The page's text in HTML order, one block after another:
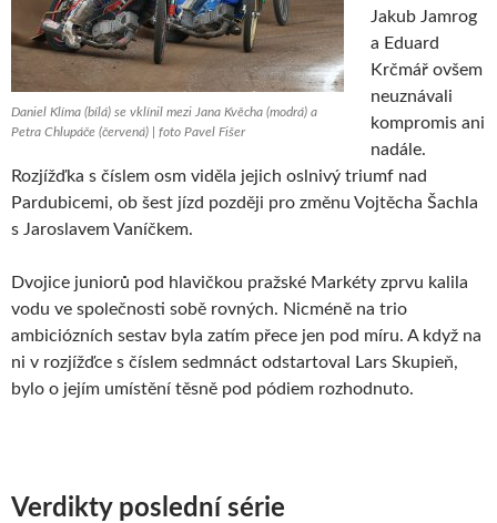
Daniel Klíma (bílá) se vklínil mezi Jana Kvěcha (modrá) a
Petra Chlupáče (červená) | foto Pavel Fišer
Jakub Jamrog
a Eduard
Krčmář ovšem
neuznávali
kompromis ani
nadále.
Rozjížďka s číslem osm viděla jejich oslnivý triumf nad
Pardubicemi, ob šest jízd později pro změnu Vojtěcha Šachla
s Jaroslavem Vaníčkem.
Dvojice juniorů pod hlavičkou pražské Markéty zprvu kalila
vodu ve společnosti sobě rovných. Nicméně na trio
ambiciózních sestav byla zatím přece jen pod míru. A když na
ni v rozjížďce s číslem sedmnáct odstartoval Lars Skupieň,
bylo o jejím umístění těsně pod pódiem rozhodnuto.
Verdikty poslední série